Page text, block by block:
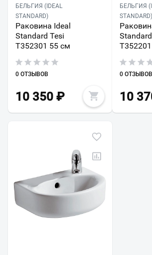
БЕЛЬГИЯ (IDEAL
STANDARD)
Раковина Ideal
Standard Tesi
T352301 55 см
0 ОТЗЫВОВ
10 350 ₽
БЕЛЬГИЯ
STANDARD)
0 ОТЗЫВОВ
10